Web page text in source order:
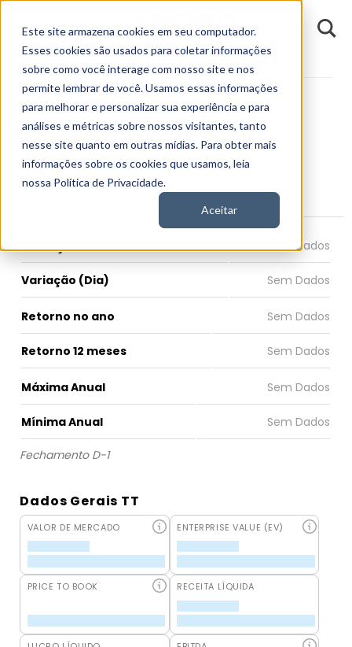
Este site armazena cookies em seu computador.
Esses cookies são usados para coletar informações
sobre como você interage com nosso site e nos
permite lembrar de você. Usamos essas informações
para melhorar e personalizar sua experiência e para
análises e métricas sobre nossos visitantes, tanto
nesse site quanto em outras mídias. Para obter mais
informações sobre os cookies que usamos, leia
nossa Política de Privacidade.
Aceitar
Fundamentos TT
TT
Trane Technologies plc
COTAÇÃO TT HOJE
Variação (Dia)
Retorno no ano
Retorno 12 meses
Máxima Anual
Mínima Anual
Fechamento D-1
Dados Gerais TT
VALOR DE MERCADO ENTERPRISE VALUE (EV)
PRICE TO BOOK RECEITA LÍQUIDA